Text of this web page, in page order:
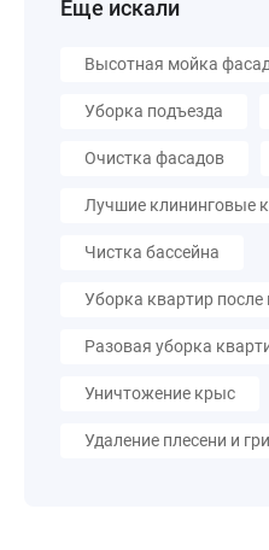
Еще искали
Высотная мойка
Уборка подъезда
Очистка фасадов
Лучшие клининговые
Чистка бассейна
Уборка квартир
Разовая уборка
Уничтожение крыс
Удаление плесени и